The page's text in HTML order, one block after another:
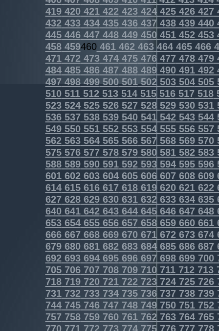
419420421422423424425426427
432433434435436437 438439440
445446447 448449450 451452453
458459460461462463464465466
471472473474475476 477478479
484485486487 488489 490491492
497498499500501502 503504505
510511512513514515516517518
523524525526527528 529530531
536537538539540541542543544
549550551552553554555556557
562563564565566567 568569570
575576577578579580 581582583
588589590591592593 594595596
601602603604605606 607608609
614615616617618619 620621622
627628629630631632 633634635
640641642643644645 646647648
653654655656657 658 659660661
666667668669670671672673674
679680681682683684685686687
692693694695696697 698699700
705706707 708709710 711712713
718719720721722723 724725726
731732733734735736 737738739
744745746747 748749 750751752
757758759760761762 763764765
770771772773774775776777778